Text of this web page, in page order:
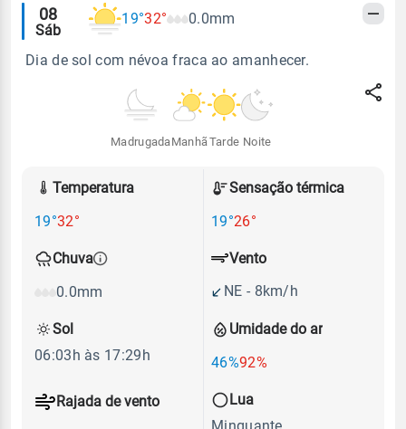
Alertas
meteorológicos
08
Sáb
19°32° 0.0mm
Dia de sol com névoa fraca ao amanhecer.
Madrugada Manhã Tarde Noite
Temperatura
19°32°
Sensação térmica
19°26°
Chuva
0.0mm
Umidade do ar
46%92%
Vento
NE - 8km/h
Rajada de vento
Sol
06:03h às 17:29h
Lua